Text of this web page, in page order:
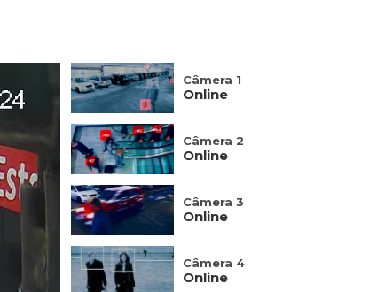
Câmera 1
Online
Câmera 2
Online
Câmera 3
Online
Câmera 4
Online